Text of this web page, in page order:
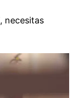
necesitas